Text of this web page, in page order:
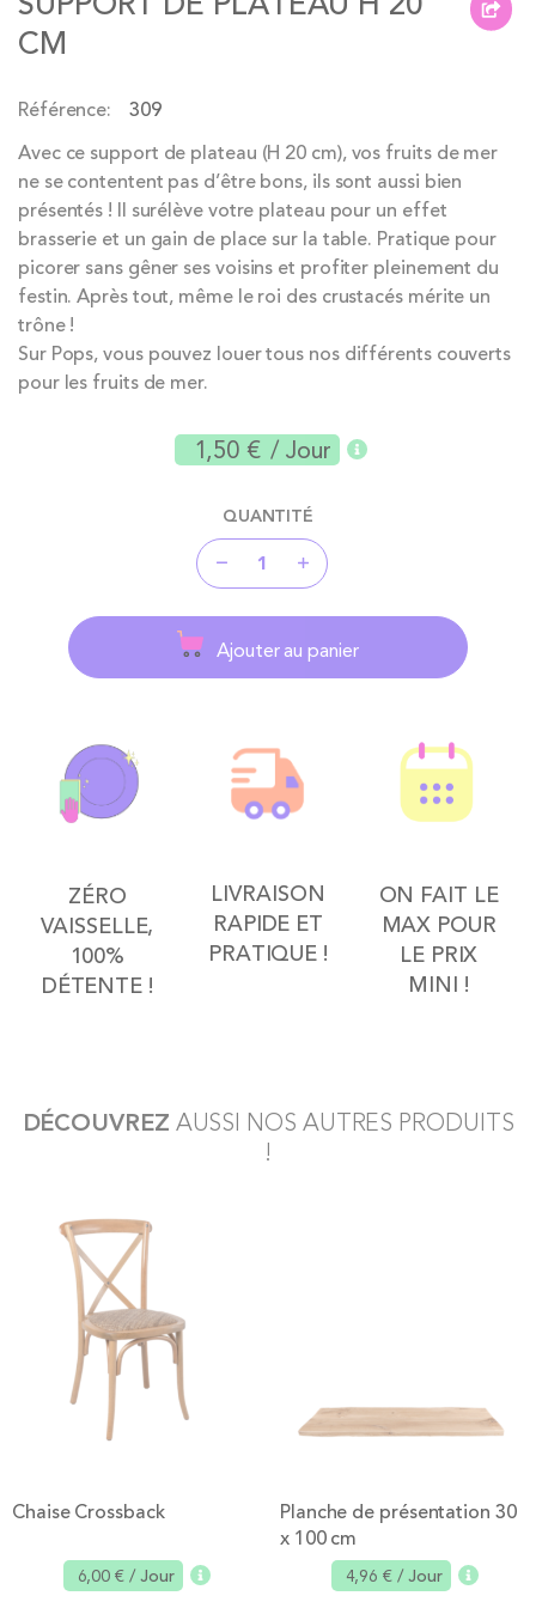
beginning
of
images
gallery
CM
Référence
309
Avec ce support de plateau (H 20 cm), vos fruits de mer
ne se contentent pas d’être bons, ils sont aussi bien
présentés ! Il surélève votre plateau pour un effet
brasserie et un gain de place sur la table. Pratique pour
picorer sans gêner ses voisins et profiter pleinement du
festin. Après tout, même le roi des crustacés mérite un
trône !
Sur Pops, vous pouvez louer tous nos différents couverts
pour les fruits de mer.
1,50 € / Jour
QUANTITÉ
Ajouter au panier
ZÉRO
VAISSELLE,
100%
DÉTENTE !
LIVRAISON
RAPIDE ET
PRATIQUE !
ON FAIT LE
MAX POUR
LE PRIX
MINI !
DÉCOUVREZAUSSI NOS AUTRES PRODUITS
!
Chaise Crossback
6,00 €/ Jour
Planche de présentation 30
x 100 cm
4,96 €/ Jour